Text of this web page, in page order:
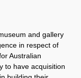
and gallery
in respect of
Australian
to have acquisition